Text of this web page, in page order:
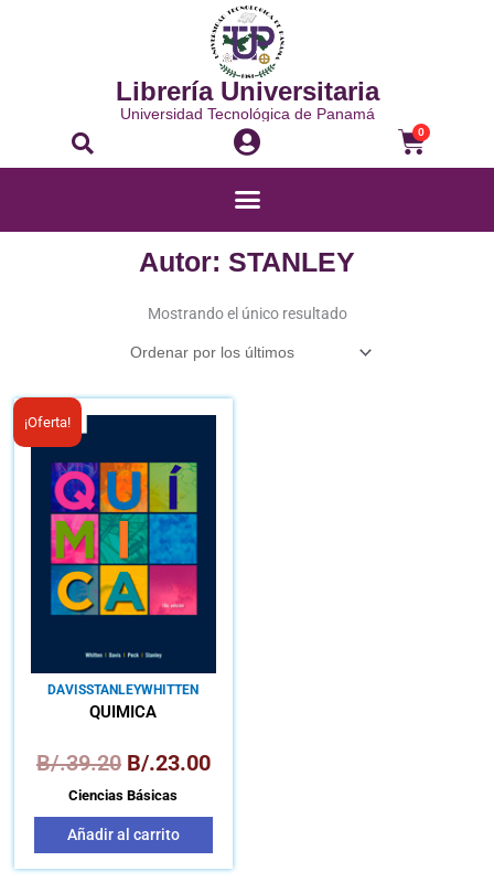
Librería Universitaria
Universidad Tecnológica de Panamá
Buscar 0
Carrito
Menú
Autor: STANLEY
Mostrando el único resultado
¡Oferta!
DAVISSTANLEYWHITTEN
QUÍMICA
B/.39.20
El
original
era:
B/.39.20.
B/.23.00
El
Ciencias Básicas
Añadir al carrito